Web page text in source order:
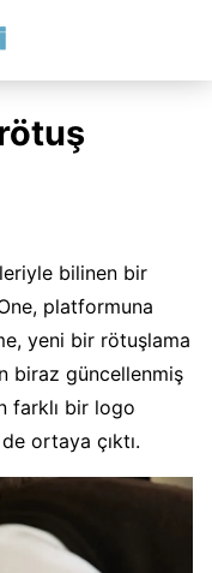
bilinen bir
platformuna
yeni bir rötuşlama
biraz güncellenmiş
farklı bir logo
ortaya çıktı.